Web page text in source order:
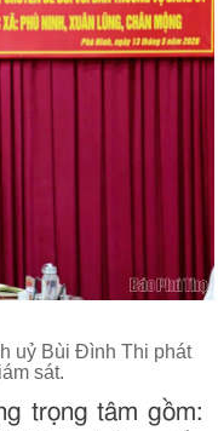
uỷ Bùi Đình Thi phát
sát.
trọng tâm gồm: